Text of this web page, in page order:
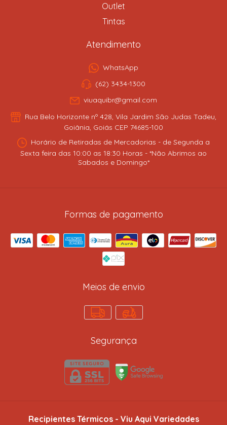
Outlet
Tintas
Atendimento
WhatsApp
(62) 3434-1300
viuaquibr@gmail.com
Rua Belo Horizonte nº 428, Vila Jardim São Judas Tadeu,
Goiânia, Goiás CEP 74685-100
Horário de Retiradas de Mercadorias - de Segunda a
Sexta feira das 10:00 as 18:30 Horas - *Não Abrimos ao
Sabados e Domingo*
Formas de pagamento
Meios de envio
Segurança
Recipientes Térmicos- Viu Aqui Variedades